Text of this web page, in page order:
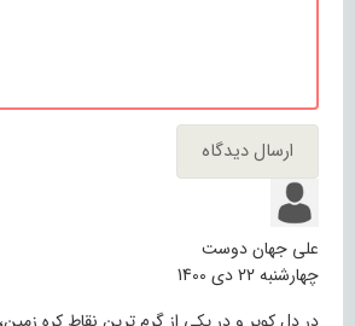
علی جهان دوست
چهارشنبه 22 دی 1400